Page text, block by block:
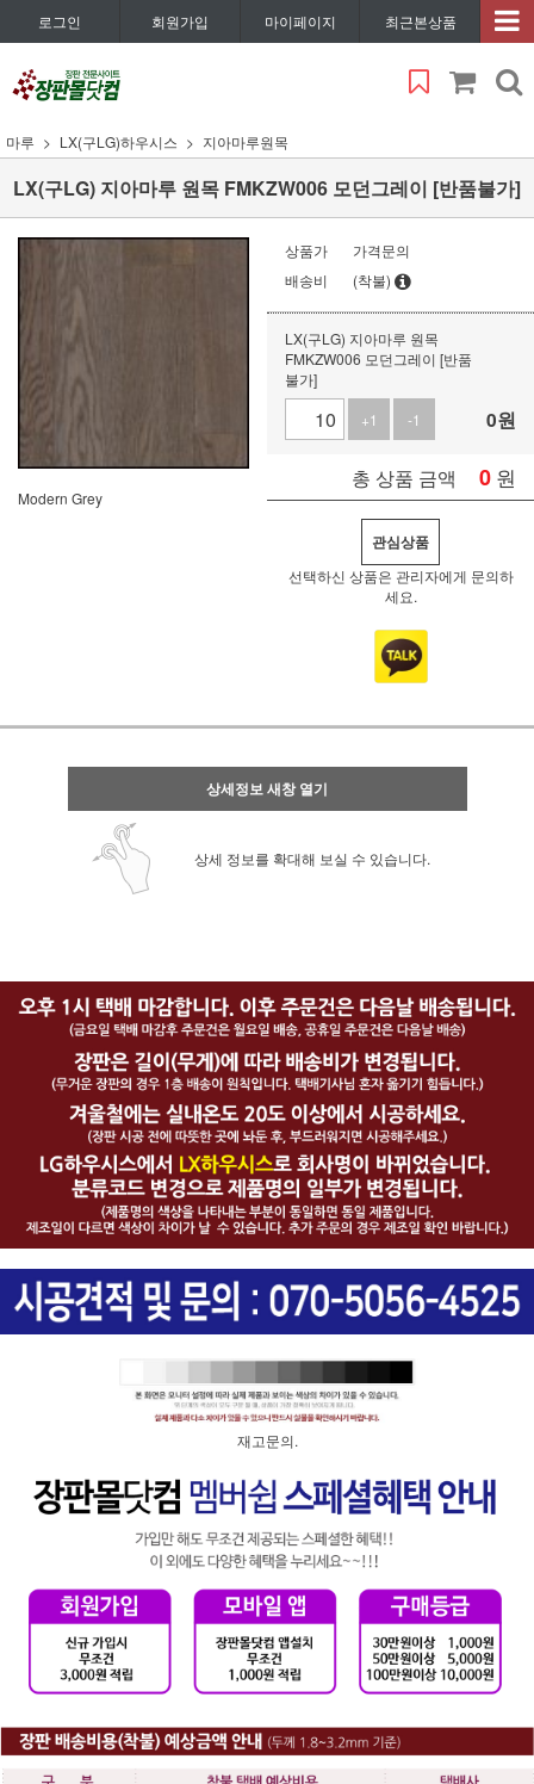
로그인 회원가입 마이페이지 최근본상품
마루 LX(구LG)하우시스 지아마루원목
LX(구LG) 지아마루 원목 FMKZW006 모던그레이 [반품불가]
Modern Grey
상품가
가격문의
배송비
(착불)
LX(구LG) 지아마루 원목
FMKZW006 모던그레이 [반품
불가]
+1
-1 0원
총 상품 금액 0 원
관심상품
선택하신 상품은 관리자에게 문의하
세요.
상세정보 새창 열기
상세 정보를 확대해 보실 수 있습니다.
재고문의.